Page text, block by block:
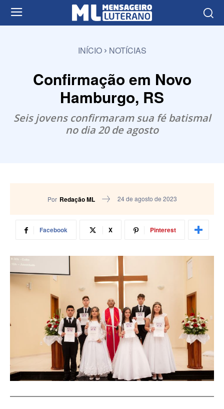
INÍCIO NOTÍCIAS
Confirmação em Novo
Hamburgo, RS
Seis jovens confirmaram sua fé batismal
no dia 20 de agosto
Por Redação ML 24 de agosto de 2023
Facebook X Pinterest